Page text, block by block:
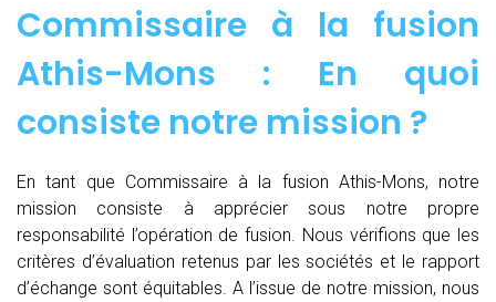
Commissaire à la fusion
Athis-Mons : En quoi
consiste notre mission ?
En tant que Commissaire à la fusion Athis-Mons, notre
mission consiste à apprécier sous notre propre
responsabilité l’opération de fusion. Nous vérifions que les
critères d’évaluation retenus par les sociétés et le rapport
d’échange sont équitables. A l’issue de notre mission, nous